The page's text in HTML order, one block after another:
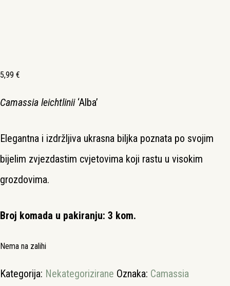
5,99 €
Camassia leichtlinii‘Alba’
Elegantna i izdržljiva ukrasna biljka poznata po svojim
bijelim zvjezdastim cvjetovima koji rastu u visokim
grozdovima.
Broj komada u pakiranju: 3 kom.
Nema na zalihi
Kategorija: Nekategorizirane Oznaka: Camassia